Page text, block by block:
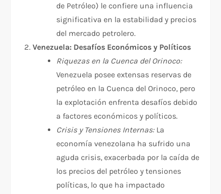
de Petróleo) le confiere una influencia
significativa en la estabilidad y precios
del mercado petrolero.
Venezuela: Desafíos Económicos y Políticos
Riquezas en la Cuenca del Orinoco:
Venezuela posee extensas reservas de
petróleo en la Cuenca del Orinoco, pero
la explotación enfrenta desafíos debido
a factores económicos y políticos.
Crisis y Tensiones Internas:La
economía venezolana ha sufrido una
aguda crisis, exacerbada por la caída de
los precios del petróleo y tensiones
políticas, lo que ha impactado